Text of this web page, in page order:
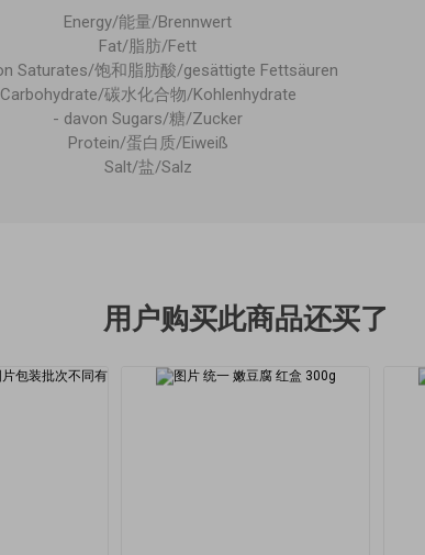
Energy/能量/Brennwert
Fat/脂肪/Fett
Saturates/饱和脂肪酸/gesättigte Fettsäuren
Carbohydrate/碳水化合物/Kohlenhydrate
- davon Sugars/糖/Zucker
Protein/蛋白质/Eiweiß
Salt/盐/Salz
用户购买此商品还买了